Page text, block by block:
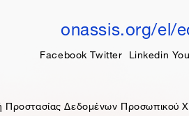
onassis.org/el/
Facebook Twitter Linkedin
Προστασίας Δεδομένων Προσωπικού